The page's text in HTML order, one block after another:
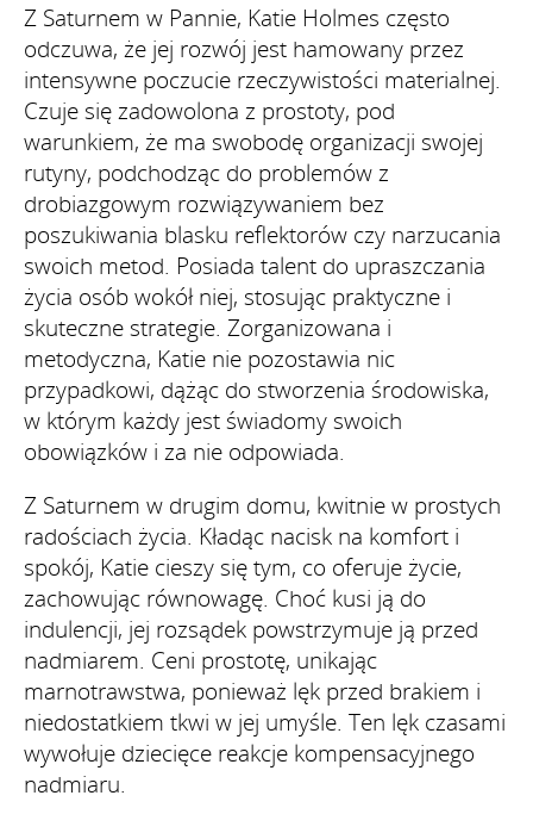
Z Saturnem w Pannie, Katie Holmes często
odczuwa, że jej rozwój jest hamowany przez
intensywne poczucie rzeczywistości materialnej.
Czuje się zadowolona z prostoty, pod
warunkiem, że ma swobodę organizacji swojej
rutyny, podchodząc do problemów z
drobiazgowym rozwiązywaniem bez
poszukiwania blasku reflektorów czy narzucania
swoich metod. Posiada talent do upraszczania
życia osób wokół niej, stosując praktyczne i
skuteczne strategie. Zorganizowana i
metodyczna, Katie nie pozostawia nic
przypadkowi, dążąc do stworzenia środowiska,
w którym każdy jest świadomy swoich
obowiązków i za nie odpowiada.
Z Saturnem w drugim domu, kwitnie w prostych
radościach życia. Kładąc nacisk na komfort i
spokój, Katie cieszy się tym, co oferuje życie,
zachowując równowagę. Choć kusi ją do
indulencji, jej rozsądek powstrzymuje ją przed
nadmiarem. Ceni prostotę, unikając
marnotrawstwa, ponieważ lęk przed brakiem i
niedostatkiem tkwi w jej umyśle. Ten lęk czasami
wywołuje dziecięce reakcje kompensacyjnego
nadmiaru.